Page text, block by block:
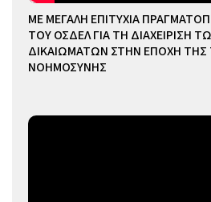
ΜΕ ΜΕΓΑΛΗ ΕΠΙΤΥΧΙΑ
ΤΟΥ ΟΣΔΕΛ ΓΙΑ ΤΗ ΔΙΑΧΕΙΡΙΣΗ
ΔΙΚΑΙΩΜΑΤΩΝ ΣΤΗΝ ΕΠΟΧΗ
ΝΟΗΜΟΣΥΝΗΣ